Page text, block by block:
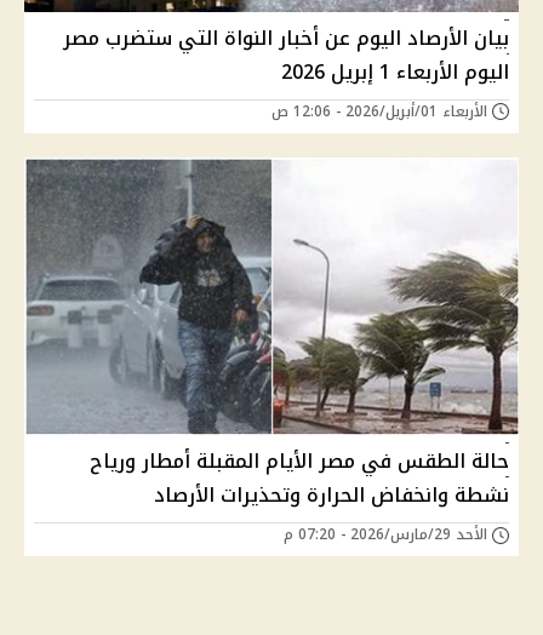
بيان الأرصاد اليوم عن أخبار النواة التي ستضرب مصر
اليوم الأربعاء 1 إبريل 2026
الأربعاء 01/أبريل/2026 - 12:06 ص
حالة الطقس في مصر الأيام المقبلة أمطار ورياح
نشطة وانخفاض الحرارة وتحذيرات الأرصاد
الأحد 29/مارس/2026 - 07:20 م